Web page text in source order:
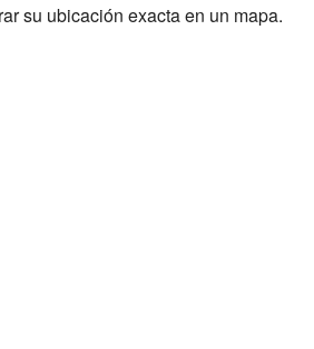
su ubicación exacta en un mapa.